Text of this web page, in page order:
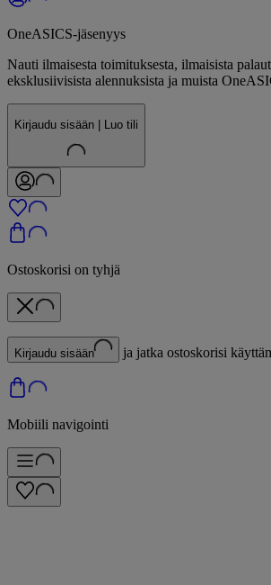
OneASICS-jäsenyys
Nauti ilmaisesta toimituksesta, ilmaisista
eksklusiivisista alennuksista ja muista
Kirjaudu sisään | Luo tili
Ostoskorisi on tyhjä
Kirjaudu sisään ja jatka ostoskorisi
Mobiili navigointi